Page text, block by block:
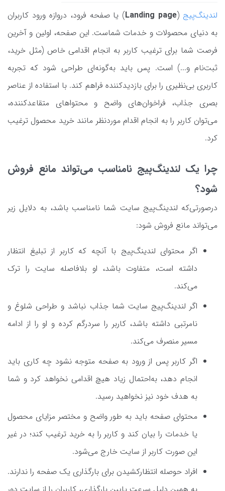
لندینگ‌پیج (
Landing page) یا صفحه فرود، دروازه ورود کاربران
به دنیای محصولات و خدمات شماست. این صفحه، اولین و آخرین
فرصت شما برای ترغیب کاربر به انجام اقدامی خاص (مثل خرید،
ثبت‌نام و...) است. پس باید به‌گونه‌ای طراحی شود که تجربه
کاربری بی‌نظیری را برای بازدیدکننده فراهم کند. با استفاده از عناصر
بصری جذاب، فراخوان‌های واضح و محتواهای متقاعدکننده،
می‌توان کاربر را به انجام اقدام موردنظر مانند خرید محصول ترغیب
کرد.
چرا یک لندینگ‌پیج نامناسب می‌تواند مانع فروش
شود؟
درصورتی‌که لندینگ‌پیج سایت شما نامناسب باشد، به دلایل زیر
می‌تواند مانع فروش شود:
اگر محتوای لندینگ‌پیج با آنچه که کاربر از تبلیغ انتظار
داشته است، متفاوت باشد، او بلافاصله سایت را ترک
می‌کند.
اگر لندینگ‌پیج سایت شما جذاب نباشد و طراحی شلوغ و
نامرتبی داشته باشد، کاربر را سردرگم کرده و او را از ادامه
مسیر منصرف می‌کند.
اگر کاربر پس از ورود به صفحه متوجه نشود چه کاری باید
انجام دهد، به‌احتمال زیاد هیچ اقدامی نخواهد کرد و شما
به هدف خود نیز نخواهید رسید.
محتوای صفحه باید به طور واضح و مختصر مزایای محصول
یا خدمات را بیان کند و کاربر را به خرید ترغیب کند؛ در غیر
این صورت کاربر از سایت خارج می‌شود.
افراد حوصله انتظارکشیدن برای بارگذاری یک صفحه را ندارند.